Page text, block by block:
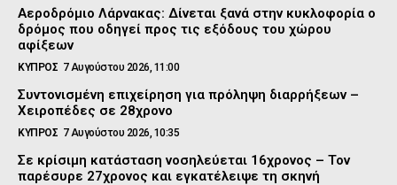
Αεροδρόμιο Λάρνακας: Δίνεται ξανά στην κυκλοφορία ο
δρόμος που οδηγεί προς τις εξόδους του χώρου
αφίξεων
ΚΥΠΡΟΣ 7 Αυγούστου 2026, 11:00
Συντονισμένη επιχείρηση για πρόληψη διαρρήξεων –
Χειροπέδες σε 28χρονο
ΚΥΠΡΟΣ 7 Αυγούστου 2026, 10:35
Σε κρίσιμη κατάσταση νοσηλεύεται 16χρονος – Τον
παρέσυρε 27χρονος και εγκατέλειψε τη σκηνή